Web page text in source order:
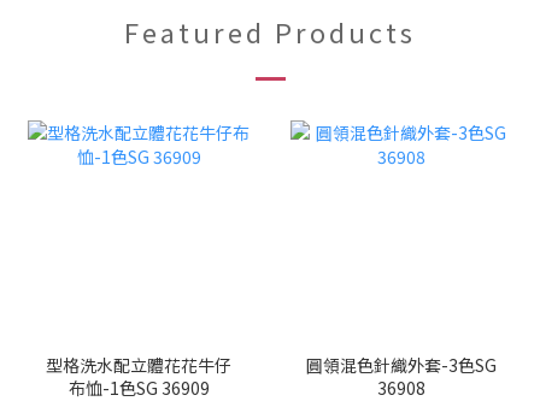
Featured Products
型格洗水配立體花花牛仔
布恤-1色SG 36909
圓領混色針織外套-3色SG
36908